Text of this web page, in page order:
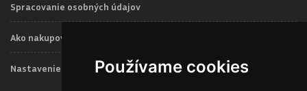
Používame cookies
Spracovanie osobných údajov
Ako nakupovať
Nastavenie Cookies